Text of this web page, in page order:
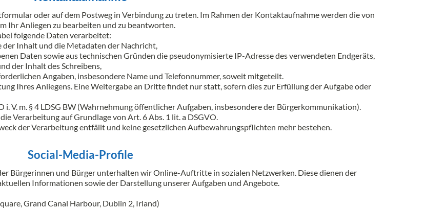
oder auf dem Postweg in Verbindung zu treten. Im Rahmen der Kontaktaufnahme werden die von
Ihr Anliegen zu bearbeiten und zu beantworten.
folgende Daten verarbeitet:
Inhalt und die Metadaten der Nachricht,
Daten sowie aus technischen Gründen die pseudonymisierte IP-Adresse des verwendeten Endgeräts,
der Inhalt des Schreibens,
Angaben, insbesondere Name und Telefonnummer, soweit mitgeteilt.
Ihres Anliegens. Eine Weitergabe an Dritte findet nur statt, sofern dies zur Erfüllung der Aufgabe oder
V. m. § 4 LDSG BW (Wahrnehmung öffentlicher Aufgaben, insbesondere der Bürgerkommunikation).
Verarbeitung auf Grundlage von Art. 6 Abs. 1 lit. a DSGVO.
der Verarbeitung entfällt und keine gesetzlichen Aufbewahrungspflichten mehr bestehen.
Social-Media-Profile
Bürgerinnen und Bürger unterhalten wir Online-Auftritte in sozialen Netzwerken. Diese dienen der
Informationen sowie der Darstellung unserer Aufgaben und Angebote.
Grand Canal Harbour, Dublin 2, Irland)